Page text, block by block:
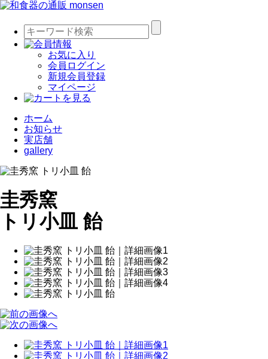
お気に入り
会員ログイン
新規会員登録
マイページ
ホーム
お知らせ
実店舗
gallery
圭秀窯
トリ小皿 飴